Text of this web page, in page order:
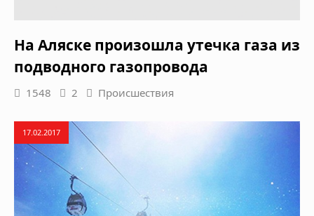
На Аляске произошла утечка газа из
подводного газопровода
1548 2 Происшествия
17.02.2017